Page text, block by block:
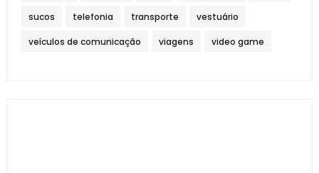
sucos telefonia transporte vestuário
veículos de comunicação viagens video game